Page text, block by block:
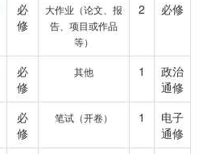
必
修
大作业（论文、报
告、项目或作品
等）
2 必修
必
修
其他 1
政治
通修
必
修
笔试（开卷） 1
电子
通修